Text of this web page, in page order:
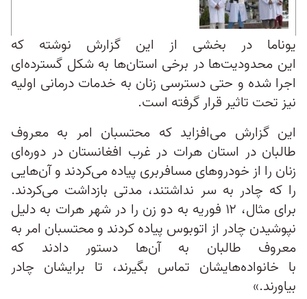
یوناما در بخشی از این گزارش نوشته که
این محدودیت‌ها در برخی استان‌ها به‌ شکل گسترده‌ای
اجرا شده و حتی دسترسی زنان به خدمات درمانی اولیه
نیز تحت تاثیر قرار گرفته است.
این گزارش می‌افزاید که محتسبان امر به معروف
طالبان در استان هرات در غرب افغانستان در دوره‌ای
زنان را از خودروهای مسافربری پیاده می‌کردند و آن‌هایی
را که چادر به سر نداشتند، مدتی بازداشت می‌کردند.
برای مثال، ۱۲ فوریه به دو زن را در شهر هرات به دلیل
نپوشیدن چادر از اتوبوس پیاده کردند و محتسبان امر به
معروف طالبان به آن‌ها دستور دادند که
با خانواده‌هایشان تماس بگیرند، تا برایشان چادر
بیاورند.»